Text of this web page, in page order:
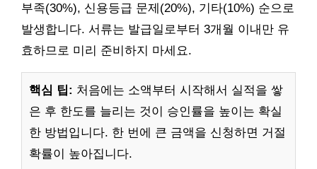
부족(30%), 신용등급 문제(20%), 기타(10%) 순으로
발생합니다. 서류는 발급일로부터 3개월 이내만 유
효하므로 미리 준비하지 마세요.
핵심 팁: 처음에는 소액부터 시작해서 실적을 쌓
은 후 한도를 늘리는 것이 승인률을 높이는 확실
한 방법입니다. 한 번에 큰 금액을 신청하면 거절
확률이 높아집니다.